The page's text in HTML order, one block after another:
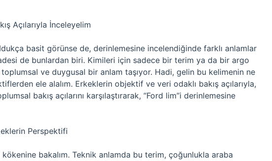
Açılarıyla İnceleyelim
basit görünse de, derinlemesine incelendiğinde farklı anlamlar
de bunlardan biri. Kimileri için sadece bir terim ya da bir argo
ve duygusal bir anlam taşıyor. Hadi, gelin bu kelimenin ne
ele alalım. Erkeklerin objektif ve veri odaklı bakış açılarıyla,
bakış açılarını karşılaştırarak, “Ford lim”i derinlemesine
Perspektifi
bakalım. Teknik anlamda bu terim, çoğunlukla araba